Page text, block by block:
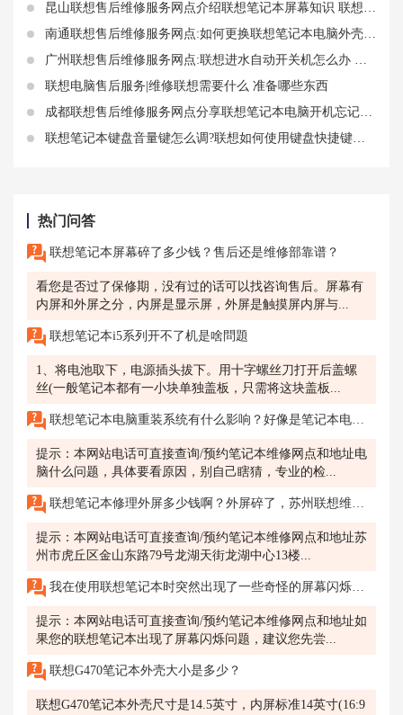
昆山联想售后维修服务网点介绍联想笔记本屏幕知识 联想笔记本屏幕触摸失灵
南通联想售后维修服务网点:如何更换联想笔记本电脑外壳？外壳变形怎么修复?详细步骤教你轻松搞定
广州联想售后维修服务网点:联想进水自动开关机怎么办 联想进水维修价格
联想电脑售后服务|维修联想需要什么 准备哪些东西
成都联想售后维修服务网点分享联想笔记本电脑开机忘记了密码开不了怎么弄？怎么解开？
联想笔记本键盘音量键怎么调?联想如何使用键盘快捷键调节音量
热门问答
联想笔记本屏幕碎了多少钱？售后还是维修部靠谱？
看您是否过了保修期，没有过的话可以找咨询售后。屏幕有
内屏和外屏之分，内屏是显示屏，外屏是触摸屏内屏与...
联想笔记本i5系列开不了机是啥問題
1、将电池取下，电源插头拔下。用十字螺丝刀打开后盖螺
丝(一般笔记本都有一小块单独盖板，只需将这块盖板...
联想笔记本电脑重装系统有什么影响？好像是笔记本电脑出现毛病了，打客服电话可以预约到南京的联想店吗？
提示：本网站电话可直接查询/预约笔记本维修网点和地址电
脑什么问题，具体要看原因，别自己瞎猜，专业的检...
联想笔记本修理外屏多少钱啊？外屏碎了，苏州联想维修售后网点在哪里修？谁知道地址呢？或者有电话吗？
提示：本网站电话可直接查询/预约笔记本维修网点和地址苏
州市虎丘区金山东路79号龙湖天街龙湖中心13楼...
我在使用联想笔记本时突然出现了一些奇怪的屏幕闪烁问题，怎么办？
提示：本网站电话可直接查询/预约笔记本维修网点和地址如
果您的联想笔记本出现了屏幕闪烁问题，建议您先尝...
联想G470笔记本外壳大小是多少？
联想G470笔记本外壳尺寸是14.5英寸，内屏标准14英寸(16:9